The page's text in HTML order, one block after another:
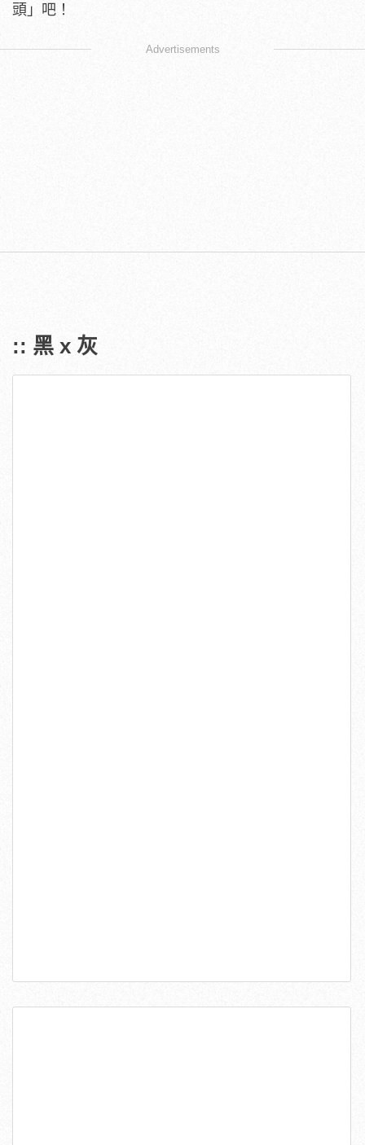
頭」吧！
Advertisements
:: 黑 x 灰